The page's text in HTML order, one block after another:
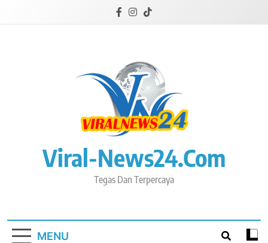
Viral-News24.com
Tegas Dan Terpercaya
MENU